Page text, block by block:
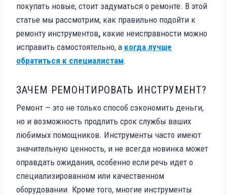
покупать новые, стоит задуматься о ремонте. В этой
статье мы рассмотрим, как правильно подойти к
ремонту инструментов, какие неисправности можно
исправить самостоятельно, а когда лучше
обратиться к специалистам.
ЗАЧЕМ РЕМОНТИРОВАТЬ ИНСТРУМЕНТ?
Ремонт — это не только способ сэкономить деньги,
но и возможность продлить срок службы ваших
любимых помощников. Инструменты часто имеют
значительную ценность, и не всегда новинка может
оправдать ожидания, особенно если речь идет о
специализированном или качественном
оборудовании. Кроме того, многие инструменты